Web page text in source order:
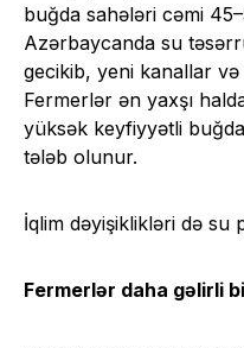
buğda sahələri cəmi
Azərbaycanda su
gecikib, yeni kanallar
Fermerlər ən yaxşı
yüksək keyfiyyətli
tələb olunur.
İqlim dəyişiklikləri də su
Fermerlər daha gəlirli